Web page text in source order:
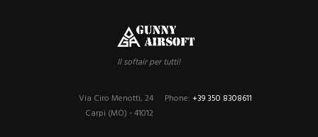
Il softair per tutti!
Phone: +39 350 8308611
Via Ciro Menotti, 24
Carpi (MO) - 41012